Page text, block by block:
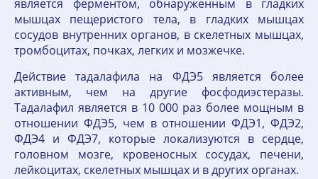
является ферментом, обнаруженным в гладких
мышцах пещеристого тела, в гладких мышцах
сосудов внутренних органов, в скелетных мышцах,
тромбоцитах, почках, легких и мозжечке.
Действие тадалафила на ФДЭ5 является более
активным, чем на другие фосфодиэстеразы.
Тадалафил является в 10 000 раз более мощным в
отношении ФДЭ5, чем в отношении ФДЭ1, ФДЭ2,
ФДЭ4 и ФДЭ7, которые локализуются в сердце,
головном мозге, кровеносных сосудах, печени,
лейкоцитах, скелетных мышцах и в других органах.